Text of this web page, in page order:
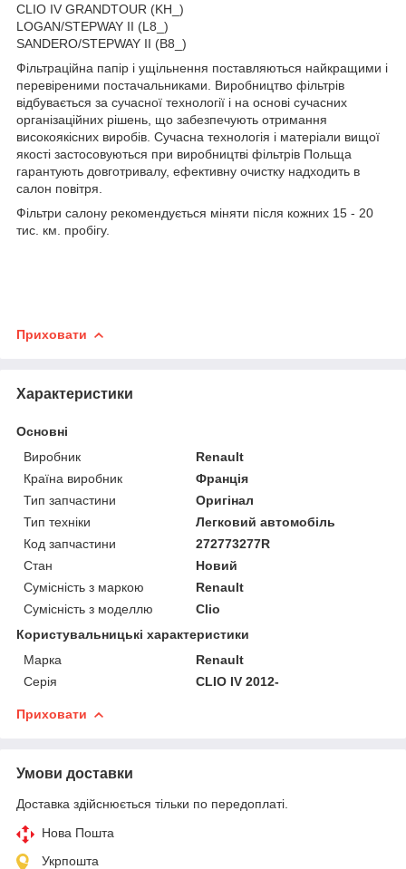
CLIO IV GRANDTOUR (KH_)
LOGAN/STEPWAY II (L8_)
SANDERO/STEPWAY II (B8_)
Фільтраційна папір і ущільнення поставляються найкращими і
перевіреними постачальниками. Виробництво фільтрів
відбувається за сучасної технології і на основі сучасних
організаційних рішень, що забезпечують отримання
високоякісних виробів. Сучасна технологія і матеріали вищої
якості застосовуються при виробництві фільтрів Польща
гарантують довготривалу, ефективну очистку надходить в
салон повітря.
Фільтри салону рекомендується міняти після кожних 15 - 20
тис. км. пробігу.
Приховати
Характеристики
Основні
Виробник
Renault
Країна виробник
Франція
Тип запчастини
Оригінал
Тип техніки
Легковий автомобіль
Код запчастини
272773277R
Стан
Новий
Сумісність з маркою
Renault
Сумісність з моделлю
Clio
Користувальницькі характеристики
Марка
Renault
Серія
CLIO IV 2012-
Приховати
Умови доставки
Доставка здійснюється тільки по передоплаті.
Нова Пошта
Укрпошта